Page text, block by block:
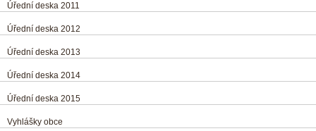
Úřední deska 2011
Úřední deska 2012
Úřední deska 2013
Úřední deska 2014
Úřední deska 2015
Vyhlášky obce